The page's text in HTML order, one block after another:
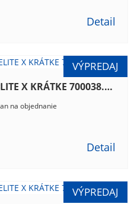
Detail
JOMA BEŽECKÉ LEGÍNY ELITE X KRÁTKE 700038.100
na objednanie
Detail